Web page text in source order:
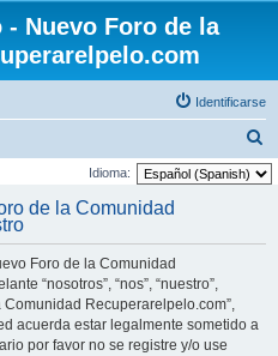
- Nuevo Foro de la
Identificarse
u
Idioma:
de la Comunidad
Foro de la Comunidad
“nosotros”, “nos”, “nuestro”,
Recuperarelpelo.com”,
acuerda estar legalmente sometido a
por favor no se registre y/o use